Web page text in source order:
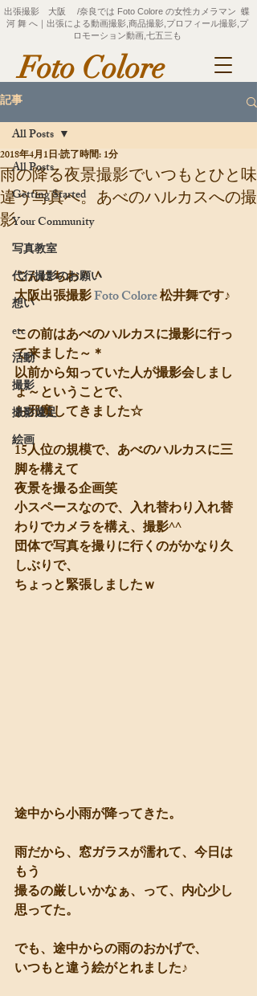
Foto Colore
出張撮影 大阪 /奈良では Foto Colore の女性カメラマン 蝶
河 舞 へ｜出張による動画撮影,商品撮影,プロフィール撮影,プ
ロモーション動画,七五三も
記事
All Posts
Getting Started
Your Community
写真教室
代行撮影のお願い
想い
etc
活動
撮影
撮影遠足
絵画
All Posts
雨の降る夜景撮影でいつもとひと味
違う写真へ。あべのハルカスへの撮
影
2018年4月1日読了時間: 1分
こんにちわ＾＾
大阪出張撮影 Foto Colore 松井舞です♪
この前はあべのハルカスに撮影に行っ
て来ました～＊
以前から知っていた人が撮影会しまし
ょ～ということで、
お邪魔してきました☆
15人位の規模で、あべのハルカスに三
脚を構えて
夜景を撮る企画笑
小スペースなので、入れ替わり入れ替
わりでカメラを構え、撮影^^
団体で写真を撮りに行くのがかなり久
しぶりで、
ちょっと緊張しましたｗ
途中から小雨が降ってきた。
雨だから、窓ガラスが濡れて、今日は
もう
撮るの厳しいかなぁ、って、内心少し
思ってた。
でも、途中からの雨のおかげで、
いつもと違う絵がとれました♪